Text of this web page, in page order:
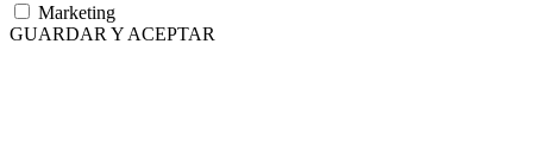
Marketing
GUARDAR Y ACEPTAR